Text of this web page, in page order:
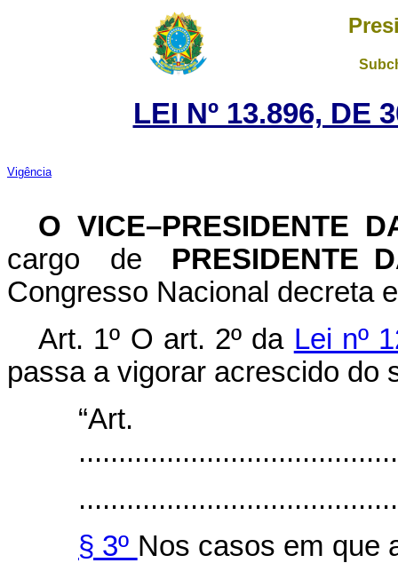
LEI Nº 13.896, DE
Vigência
O VICE–PRESIDENTE
cargo de PRESIDENTE
Congresso Nacional decreta
Art. 1º O art. 2º da Lei nº
passa a vigorar acrescido do
§ 3º Nos casos em que